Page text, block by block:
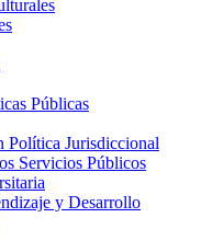
Públicas
Política Jurisdiccional
Servicios Públicos
y Desarrollo